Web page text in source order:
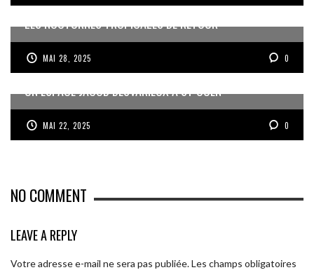
LES NOCTURNES TROPICALES DE RETOUR
MAI 28, 2025 0
UN ESPACE JACOB DESVARIEUX À ST OUEN
MAI 22, 2025 0
NO COMMENT
LEAVE A REPLY
Votre adresse e-mail ne sera pas publiée.Les champs obligatoires